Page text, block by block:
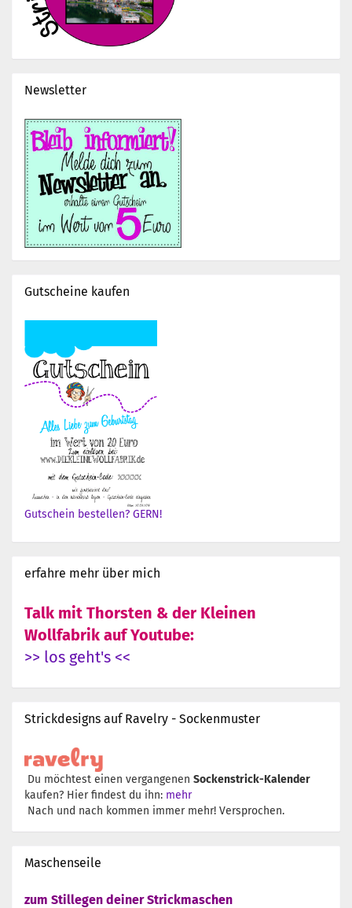
Newsletter
Gutscheine kaufen
Gutschein bestellen? GERN!
erfahre mehr über mich
Talk mit Thorsten & der Kleinen
Wollfabrik auf Youtube:
>> los geht's <<
Strickdesigns auf Ravelry - Sockenmuster
Du möchtest einen vergangenen Sockenstrick-Kalender
kaufen? Hier findest du ihn: mehr
Nach und nach kommen immer mehr! Versprochen.
Maschenseile
zum Stillegen deiner Strickmaschen